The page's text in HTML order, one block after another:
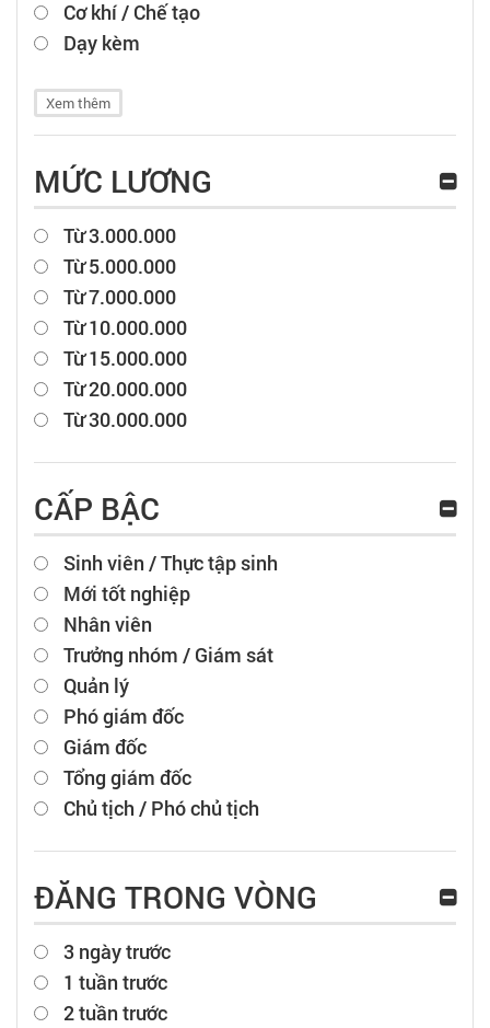
Cơ khí / Chế tạo
Dạy kèm
Xem thêm
MỨC LƯƠNG
Từ 3.000.000
Từ 5.000.000
Từ 7.000.000
Từ 10.000.000
Từ 15.000.000
Từ 20.000.000
Từ 30.000.000
CẤP BẬC
Sinh viên / Thực tập sinh
Mới tốt nghiệp
Nhân viên
Trưởng nhóm / Giám sát
Quản lý
Phó giám đốc
Giám đốc
Tổng giám đốc
Chủ tịch / Phó chủ tịch
ĐĂNG TRONG VÒNG
3 ngày trước
1 tuần trước
2 tuần trước